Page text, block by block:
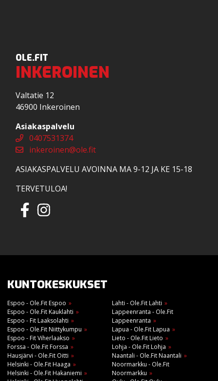
OLE.FIT
INKE­ROINEN
Valtatie 12
46900 Inkeroinen
Asiakaspalvelu
0407531374
inkeroinen@ole.fit
ASIAKASPALVELU AVOINNA MA 9-12 JA KE 15-18
TERVETULOA!
KUNTOKESKUKSET
Espoo - Ole.Fit Espoo
Espoo - Ole.Fit Kauklahti
Espoo - Fit Laaksolahti
Espoo - Ole.Fit Niittykumpu
Espoo - Fit Viherlaakso
Forssa - Ole.Fit Forssa
Hausjärvi - Ole.Fit Oitti
Helsinki - Ole.Fit Haaga
Helsinki - Ole.Fit Hakaniemi
Lahti - Ole.Fit Lahti
Lappeenranta - Ole.Fit
Lappeenranta
Lapua - Ole.Fit Lapua
Lieto - Ole.Fit Lieto
Lohja - Ole.Fit Lohja
Naantali - Ole.Fit Naantali
Noormarkku - Ole.Fit
Noormarkku